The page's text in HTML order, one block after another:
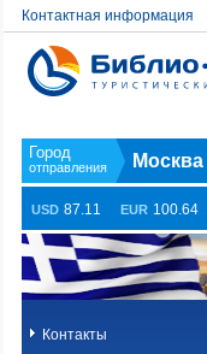
Контактная информация
Москва
USD 87.11 EUR 100.64
Контакты